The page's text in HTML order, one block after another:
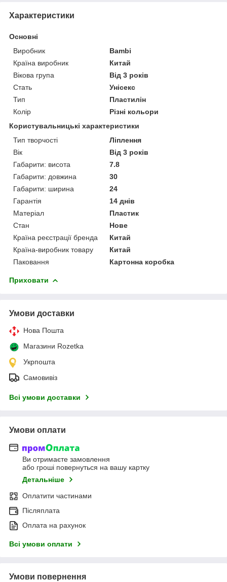
Характеристики
Основні
Виробник
Bambi
Країна виробник
Китай
Вікова група
Від 3 років
Стать
Унісекс
Тип
Пластилін
Колір
Різні кольори
Користувальницькі характеристики
Тип творчості
Ліплення
Вік
Від 3 років
Габарити: висота
7.8
Габарити: довжина
30
Габарити: ширина
24
Гарантія
14 днів
Матеріал
Пластик
Стан
Нове
Країна реєстрації бренда
Китай
Країна-виробник товару
Китай
Паковання
Картонна коробка
Приховати
Умови доставки
Нова Пошта
Магазини Rozetka
Укрпошта
Самовивіз
Всі умови доставки
Умови оплати
Ви отримаєте замовлення
або гроші повернуться на вашу картку
Детальніше
Оплатити частинами
Післяплата
Оплата на рахунок
Всі умови оплати
Умови повернення